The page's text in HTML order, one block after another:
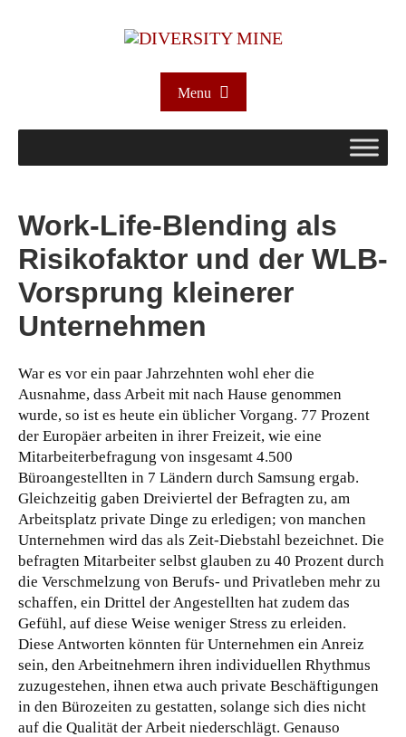
Menu
Work-Life-Blending als
Risikofaktor und der WLB-
Vorsprung kleinerer
Unternehmen
War es vor ein paar Jahrzehnten wohl eher die
Ausnahme, dass Arbeit mit nach Hause genommen
wurde, so ist es heute ein üblicher Vorgang. 77 Prozent
der Europäer arbeiten in ihrer Freizeit, wie eine
Mitarbeiterbefragung von insgesamt 4.500
Büroangestellten in 7 Ländern durch Samsung ergab.
Gleichzeitig gaben Dreiviertel der Befragten zu, am
Arbeitsplatz private Dinge zu erledigen; von manchen
Unternehmen wird das als Zeit-Diebstahl bezeichnet. Die
befragten Mitarbeiter selbst glauben zu 40 Prozent durch
die Verschmelzung von Berufs- und Privatleben mehr zu
schaffen, ein Drittel der Angestellten hat zudem das
Gefühl, auf diese Weise weniger Stress zu erleiden.
Diese Antworten könnten für Unternehmen ein Anreiz
sein, den Arbeitnehmern ihren individuellen Rhythmus
zuzugestehen, ihnen etwa auch private Beschäftigungen
in den Bürozeiten zu gestatten, solange sich dies nicht
auf die Qualität der Arbeit niederschlägt. Genauso